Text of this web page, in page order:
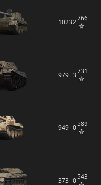
10232766
979 3731
949 0589
373 0543